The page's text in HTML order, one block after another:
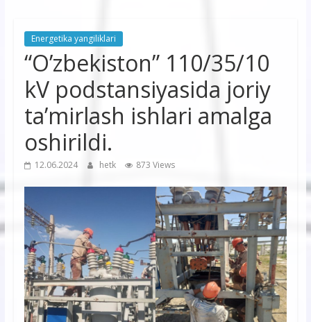
korxonasi”
Energetika yangiliklari
“O’zbekiston” 110/35/10
kV podstansiyasida joriy
ta’mirlash ishlari amalga
oshirildi.
12.06.2024 hetk 873 Views